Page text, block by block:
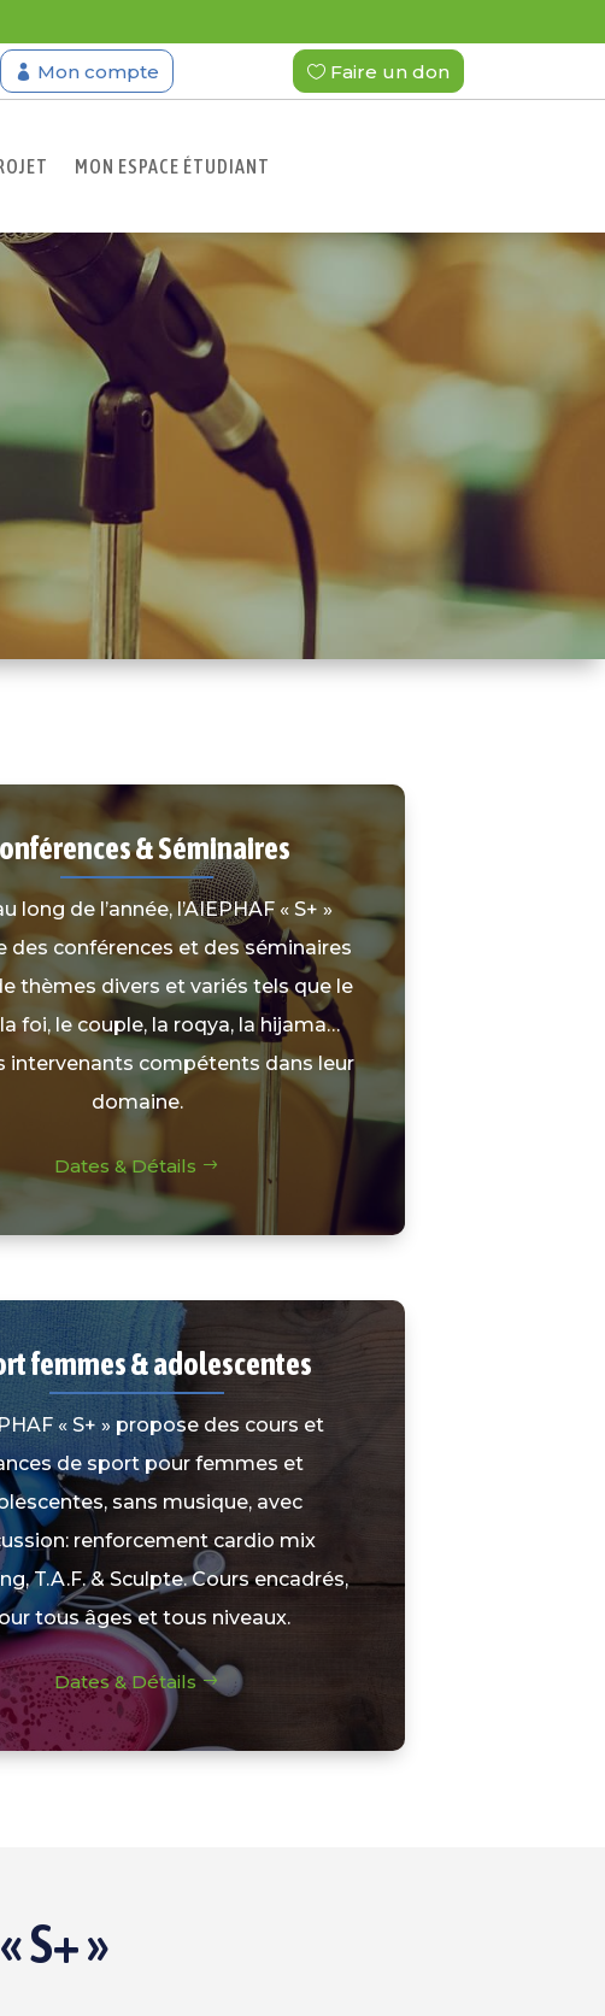
Mon compte Faire un don
MON ESPACE ÉTUDIANT
& Séminaires
long de l’année, l’AIEPHAF « S+ »
des conférences et des séminaires
thèmes divers et variés tels que le
foi, le couple, la roqya, la hijama…
intervenants compétents dans leur
domaine.
Dates & Détails
femmes & adolescentes
« S+ » propose des cours et
de sport pour femmes et
sans musique, avec
renforcement cardio mix
T.A.F. & Sculpte. Cours encadrés,
tous âges et tous niveaux.
Dates & Détails
S+ »